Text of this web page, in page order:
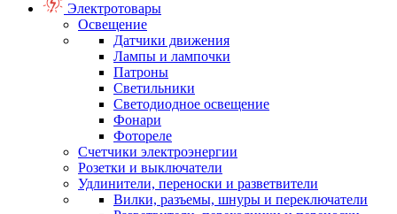
Электротовары
Освещение
Датчики движения
Лампы и лампочки
Патроны
Светильники
Светодиодное освещение
Фонари
Фотореле
Счетчики электроэнергии
Розетки и выключатели
Удлинители, переноски и разветвители
Вилки, разъемы, шнуры и переключатели